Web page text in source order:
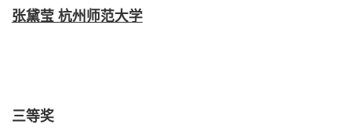
张黛莹 杭州师范大学
三等奖